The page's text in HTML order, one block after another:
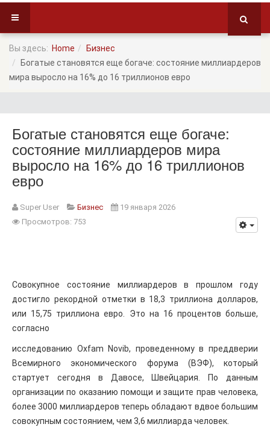
Вы здесь: Home
Бизнес
Богатые становятся еще богаче: состояние миллиардеров
мира выросло на 16% до 16 триллионов евро
Богатые становятся еще богаче:
состояние миллиардеров мира
выросло на 16% до 16 триллионов
евро
Super User Бизнес
19 января 2026
Просмотров: 753
Совокупное состояние миллиардеров в прошлом году
достигло рекордной отметки в 18,3 триллиона долларов,
или 15,75 триллиона евро. Это на 16 процентов больше,
согласно
исследованию Oxfam Novib, проведенному в преддверии
Всемирного экономического форума (ВЭФ), который
стартует сегодня в Давосе, Швейцария. По данным
организации по оказанию помощи и защите прав человека,
более 3000 миллиардеров теперь обладают вдвое большим
совокупным состоянием, чем 3,6 миллиарда человек.